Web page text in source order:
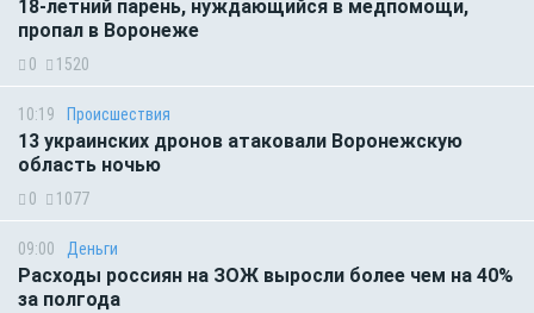
18-летний парень, нуждающийся в медпомощи,
пропал в Воронеже
0 1520
10:19 Происшествия
13 украинских дронов атаковали Воронежскую
область ночью
0 1077
09:00 Деньги
Расходы россиян на ЗОЖ выросли более чем на 40%
за полгода